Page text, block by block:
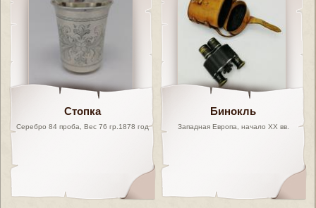
Стопка
Серебро 84 проба, Вес 76 гр.1878 год
Бинокль
Западная Европа, начало XX вв.